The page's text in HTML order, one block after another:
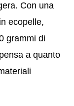
Con una
ecopelle,
grammi di
a quanto